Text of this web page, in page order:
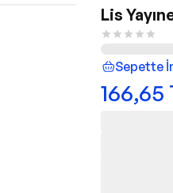
Lis
Sepette
166,65